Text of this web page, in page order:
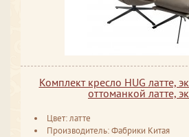
Комплект кресло HUG латте,
оттоманкой латте,
Цвет: латте
Производитель: Фабрики Китая